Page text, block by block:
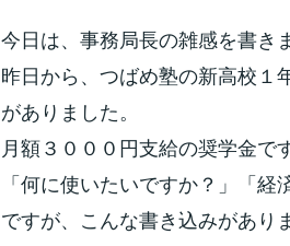
今日は、事務局長の雑感を書き
昨日から、つばめ塾の新高校１
がありました。
月額３０００円支給の奨学金です
「何に使いたいですか？」「
ですが、こんな書き込みがあり